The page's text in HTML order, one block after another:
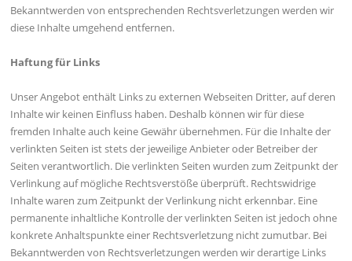
Bekanntwerden von entsprechenden Rechtsverletzungen werden wir
diese Inhalte umgehend entfernen.
Haftung für Links
Unser Angebot enthält Links zu externen Webseiten Dritter, auf deren
Inhalte wir keinen Einfluss haben. Deshalb können wir für diese
fremden Inhalte auch keine Gewähr übernehmen. Für die Inhalte der
verlinkten Seiten ist stets der jeweilige Anbieter oder Betreiber der
Seiten verantwortlich. Die verlinkten Seiten wurden zum Zeitpunkt der
Verlinkung auf mögliche Rechtsverstöße überprüft. Rechtswidrige
Inhalte waren zum Zeitpunkt der Verlinkung nicht erkennbar. Eine
permanente inhaltliche Kontrolle der verlinkten Seiten ist jedoch ohne
konkrete Anhaltspunkte einer Rechtsverletzung nicht zumutbar. Bei
Bekanntwerden von Rechtsverletzungen werden wir derartige Links